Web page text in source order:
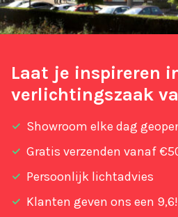
Laat je inspireren
verlichtingszaak
Showroom elke dag
Gratis verzenden vanaf
Persoonlijk lichtadvies
Klanten geven ons een 9,6!